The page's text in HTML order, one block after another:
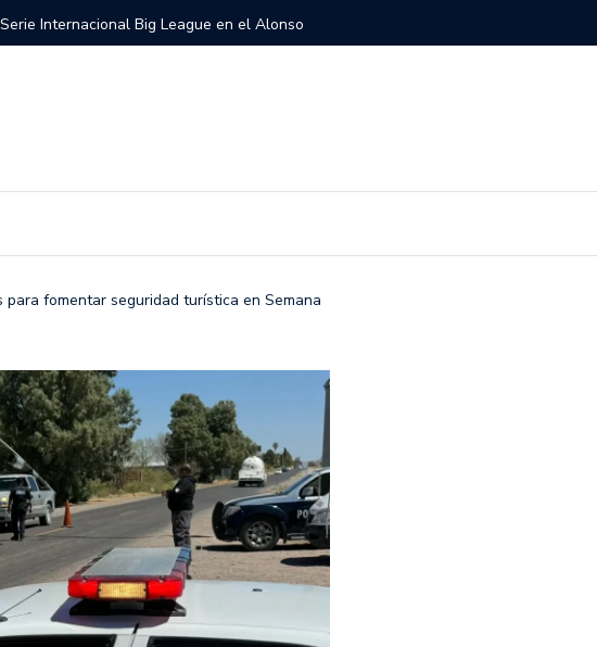
Internacional Big League en el Alonso
de Camargo para el control de insectos.
fomentar seguridad turística en Semana